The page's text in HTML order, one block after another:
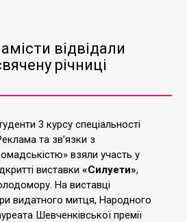
відвідали
річниці
3 курсу спеціальності
та зв’язки з
взяли участь у
виставки «Силуети»,
На виставці
видатного митця, Народного
Шевченківської премії